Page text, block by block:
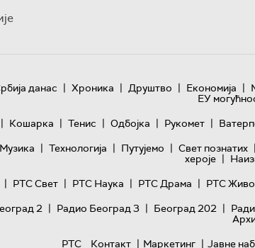
данас | Хроника | Друштво | Економија |
ЕУ
| Кошарка | Тенис | Одбојка | Рукомет |
Музика | Технологијa | Путујемо | Свет познатих |
хероје |
| РТС Свет | РТС Наука | РТС Драма | РТС
2 | Радио Београд 3 | Београд 202 |
РТС
Контакт | Маркетинг | Јавне